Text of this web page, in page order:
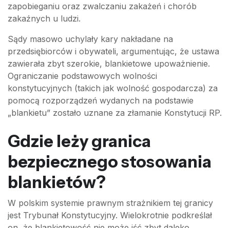
zapobieganiu oraz zwalczaniu zakażeń i chorób
zakaźnych u ludzi.
Sądy masowo uchylały kary nakładane na
przedsiębiorców i obywateli, argumentując, że ustawa
zawierała zbyt szerokie, blankietowe upoważnienie.
Ograniczanie podstawowych wolności
konstytucyjnych (takich jak wolność gospodarcza) za
pomocą rozporządzeń wydanych na podstawie
„blankietu” zostało uznane za złamanie Konstytucji RP.
Gdzie leży granica
bezpiecznego stosowania
blankietów?
W polskim systemie prawnym strażnikiem tej granicy
jest Trybunał Konstytucyjny. Wielokrotnie podkreślał